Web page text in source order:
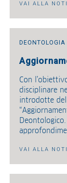
VAI ALLA
DEONTOLOGIA
Con
disciplinare
introdotte
VAI ALLA